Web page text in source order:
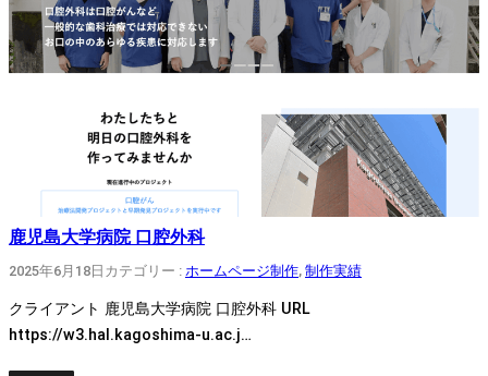
鹿児島大学病院 口腔外科
2025年6月18日 カテゴリー : ホームページ制作, 制作実績
クライアント 鹿児島大学病院 口腔外科 URL
https://w3.hal.kagoshima-u.ac.j…